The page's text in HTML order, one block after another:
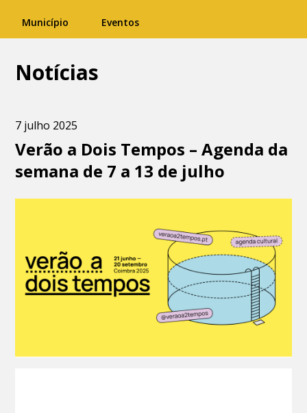
Município Eventos
Notícias
7 julho 2025
Verão a Dois Tempos – Agenda da
semana de 7 a 13 de julho